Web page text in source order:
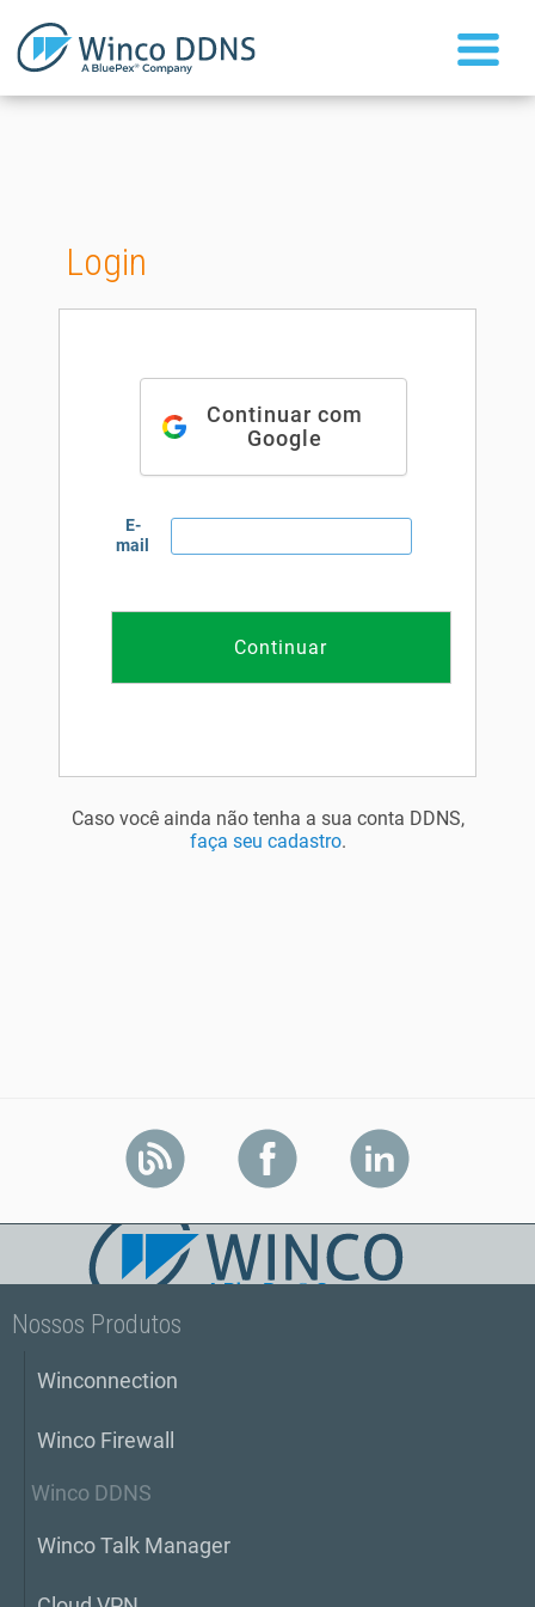
Login
Continuar com
Google
E-
mail
Caso você ainda não tenha a sua conta DDNS,
faça seu cadastro.
Nossos Produtos
Winconnection
Winco Firewall
Winco DDNS
Winco Talk Manager